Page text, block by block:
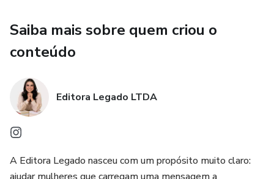
Saiba mais sobre quem criou o
conteúdo
Editora Legado LTDA
A Editora Legado nasceu com um propósito muito claro: